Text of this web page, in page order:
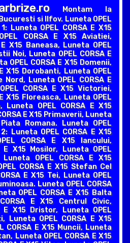
Montam la
si Ilfov. Luneta OPEL
Luneta OPEL CORSA E X15
CORSA E X15 Aviatiei,
X15 Baneasa, Luneta OPEL
Noi, Luneta OPEL CORSA E
OPEL CORSA E X15 Domenii,
X15 Dorobanti, Luneta OPEL
Nord, Luneta OPEL CORSA E
CORSA E X15 Victoriei,
X15 Floreasca, Luneta OPEL
Luneta OPEL CORSA E X15
E X15 Primaverii, Luneta
Piata Romana. Luneta OPEL
Luneta OPEL CORSA E X15
CORSA E X15 Iancului,
E X15 Mosilor, Luneta OPEL
OPEL CORSA E X15
CORSA E X15 Stefan Cel
E X15 Tei, Luneta OPEL
Luneta OPEL CORSA
OPEL CORSA E X15 Balta
E X15 Centrul Civic,
E X15 Dristor, Luneta OPEL
Luneta OPEL CORSA E X15
CORSA E X15 Muncii, Luneta
Luneta OPEL CORSA E X15